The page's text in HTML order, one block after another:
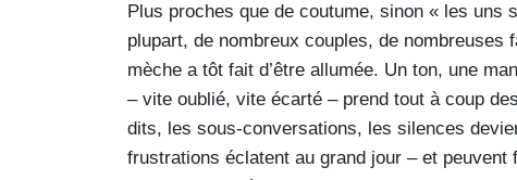
Plus proches que de coutume, sinon « les uns
plupart, de nombreux couples, de
mèche a tôt fait d’être allumée. Un ton, une
– vite oublié, vite écarté – prend tout à coup
dits, les sous-conversations, les silences
frustrations éclatent au grand jour – et